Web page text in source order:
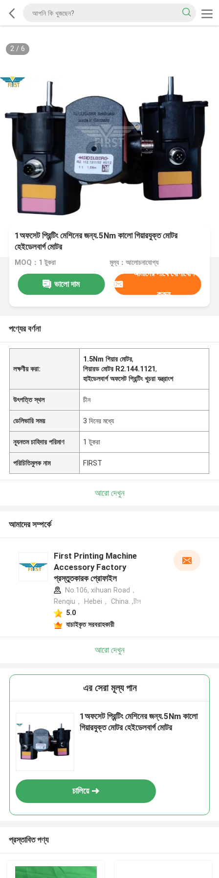
2/ 6
1অফসেট প্রিন্টিং মেশিনের জন্য.5Nm কালো গিয়ারযুক্ত মোটর
হেইডেলবার্গ মোটর
MOQ：1 টুকরা মূল্য：আলোচনাযোগ্য
ভালো দাম
আমাদের সাথে যোগাযোগ
করুন
পণ্যের বর্ণনা
লক্ষণীয় করা:
1.5Nm গিয়ার মোটর,
গিয়ারড মোটর R2.144.1121,
হাইডেলবার্গ অফসেট প্রিন্টিং খুচরা যন্ত্রাংশ
উৎপত্তি স্থল চীন
ডেলিভারি সময় 3 দিনের মধ্যে
ন্যূনতম চাহিদার পরিমাণ 1 টুকরা
পরিচিতিমুলক নাম FIRST
আরো দেখুন
আমাদের সম্পর্কে
First Printing Machine
Accessory Factory
প্রস্তুতকারক প্রোফাইল
No.106, xihuan Road，
Renqiu， Hebei， China. ,চীন
5.0
যাচাইকৃত সরবরাহকারী
আরো দেখুন
এর সেরা মূল্য পান
1অফসেট প্রিন্টিং মেশিনের জন্য.5Nm কালো
গিয়ারযুক্ত মোটর হেইডেলবার্গ মোটর
চালিয়ে
প্রস্তাবিত পণ্য